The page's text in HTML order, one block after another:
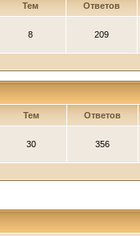
Тем Ответов
8 209
Тем Ответов
30 356